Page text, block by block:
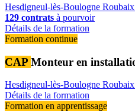
Hesdigneul-lès-Boulogne Roubaix
129 contrats à pourvoir
Détails de la formation
Formation continue
CAP Monteur en
Hesdigneul-lès-Boulogne Roubaix
Détails de la formation
Formation en apprentissage